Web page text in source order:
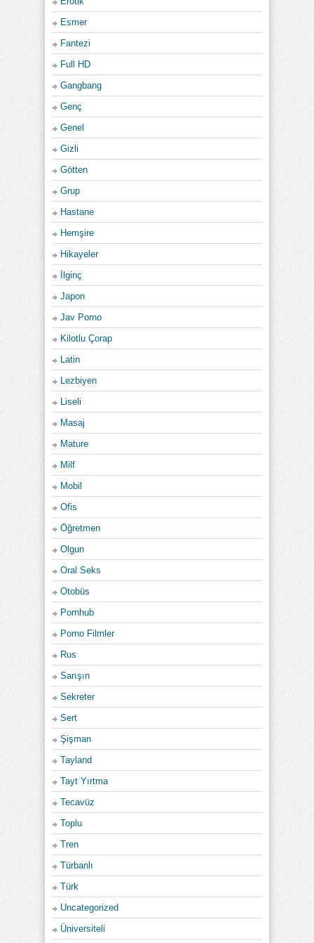
Esmer
Fantezi
Full HD
Gangbang
Genç
Genel
Gizli
Götten
Grup
Hastane
Hemşire
Hikayeler
İlginç
Japon
Jav Porno
Kilotlu Çorap
Latin
Lezbiyen
Liseli
Masaj
Mature
Milf
Mobil
Ofis
Öğretmen
Olgun
Oral Seks
Otobüs
Pornhub
Porno Filmler
Rus
Sarışın
Sekreter
Sert
Şişman
Tayland
Tayt Yırtma
Tecavüz
Toplu
Tren
Türbanlı
Türk
Uncategorized
Üniversiteli